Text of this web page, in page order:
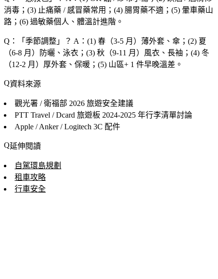
消毒；(3) 止痛藥 / 感冒藥常用；(4) 腸胃藥不適；(5) 暈車藥山
路；(6) 過敏藥個人、體溫計進階。
Q：「 季節調整 」？ A：(1) 春（3-5 月）薄外套、傘；(2) 夏
（6-8 月）防曬、泳衣；(3) 秋（9-11 月）風衣、長袖；(4) 冬
（12-2 月）厚外套、保暖；(5) 山區+ 1 件早晚溫差。
資料來源
觀光署 / 衛福部 2026 旅遊安全建議
PTT Travel / Dcard 旅遊板 2024-2025 年行李清單討論
Apple / Anker / Logitech 3C 配件
延伸閱讀
自駕環島規劃
租車攻略
行車安全